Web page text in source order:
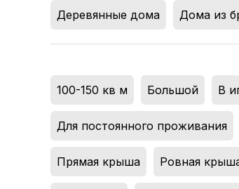
Деревянные дома Дома из
100-150 кв м Большой В
Для постоянного проживания
Прямая крыша Ровная